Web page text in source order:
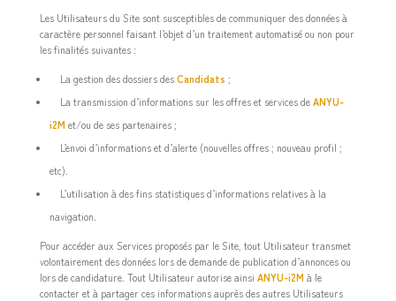
Les Utilisateurs du Site sont susceptibles de communiquer des données à
caractère personnel faisant l’objet d’un traitement automatisé ou non pour
les finalités suivantes :
La gestion des dossiers desCandidats ;
La transmission d’informations sur les offres et services deANYU-
i2M et/ou de ses partenaires ;
L’envoi d’informations et d’alerte (nouvelles offres ; nouveau profil ;
etc).
L’utilisation à des fins statistiques d’informations relatives à la
navigation.
Pour accéder aux Services proposés par le Site, tout Utilisateur transmet
volontairement des données lors de demande de publication d’annonces ou
lors de candidature. Tout Utilisateur autorise ainsi ANYU-i2M à le
contacter et à partager ces informations auprès des autres Utilisateurs